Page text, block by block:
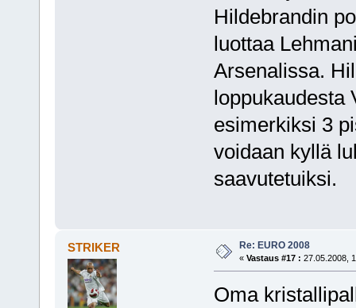
Hildebrandin
luottaa
Arsenalissa.
loppukaudesta
esimerkiksi 3
voidaan kyllä
saavutetuiksi.
STRIKER Re: EURO 2008
« Vastaus #17 : 27.05.2008,
Oma